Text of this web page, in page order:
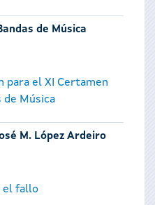
de Música
para el XI Certamen
de Música
M. López Ardeiro
el fallo